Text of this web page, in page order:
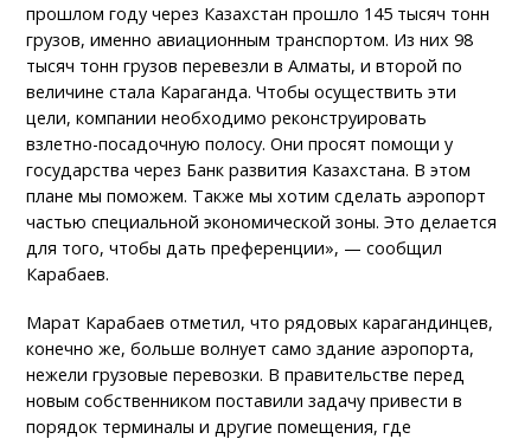
прошлом году через Казахстан прошло 145 тысяч тонн
грузов, именно авиационным транспортом. Из них 98
тысяч тонн грузов перевезли в Алматы, и второй по
величине стала Караганда. Чтобы осуществить эти
цели, компании необходимо реконструировать
взлетно-посадочную полосу. Они просят помощи у
государства через Банк развития Казахстана. В этом
плане мы поможем. Также мы хотим сделать аэропорт
частью специальной экономической зоны. Это делается
для того, чтобы дать преференции», — сообщил
Карабаев.
Марат Карабаев отметил, что рядовых карагандинцев,
конечно же, больше волнует само здание аэропорта,
нежели грузовые перевозки. В правительстве перед
новым собственником поставили задачу привести в
порядок терминалы и другие помещения, где